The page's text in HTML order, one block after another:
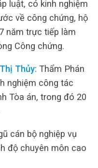
luật, có kinh nghiệm
về công chứng, hộ
năm trực tiếp làm
Công chứng.
Thủy: Thẩm Phán
nghiệm công tác
Tòa án, trong đó 20
cán bộ nghiệp vụ
độ chuyên môn cao